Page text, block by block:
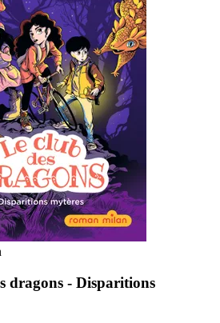
dragons - Disparitions